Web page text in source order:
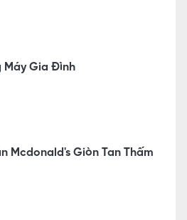
Máy Gia Đình
Mcdonald's Giòn Tan Thấm